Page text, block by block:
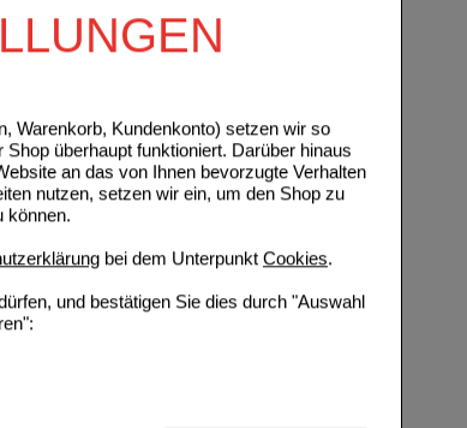
Warenkorb, Kundenkonto) setzen wir so
überhaupt funktioniert. Darüber hinaus
an das von Ihnen bevorzugte Verhalten
nutzen, setzen wir ein, um den Shop zu
können.
bei dem Unterpunkt Cookies.
und bestätigen Sie dies durch "Auswahl
3,50 € 10%
6,10 €
39,99 €